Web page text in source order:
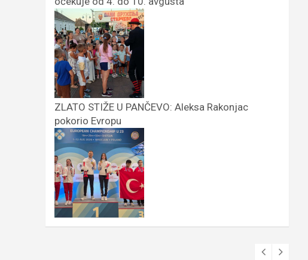
ZLATO STIŽE U PANČEVO: Aleksa Rakonjac
pokorio Evropu